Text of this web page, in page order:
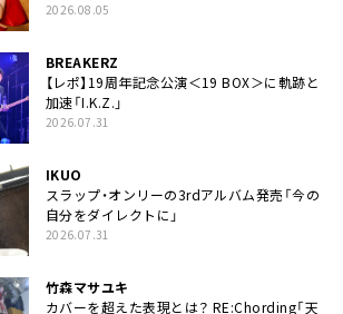
2026.08.05
BREAKERZ
【レポ】19周年記念公演＜19 BOX＞に軌跡と
加速「I.K.Z.」
2026.07.31
IKUO
スラップ・オンリーの3rdアルバム発売「今の
自分をダイレクトに」
2026.07.31
竹森マサユキ
カバーを超えた表現とは？ RE:Chording「天